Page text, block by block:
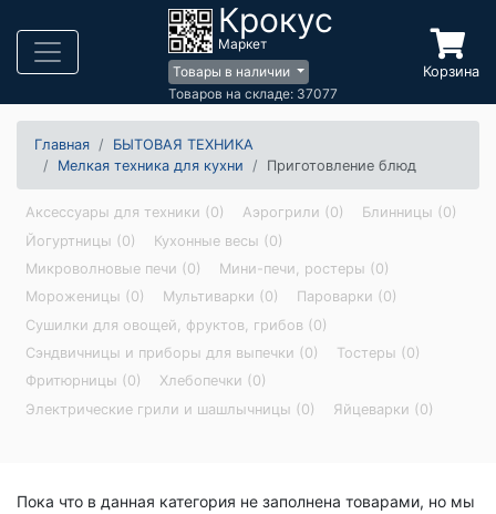
Крокус
Маркет
Товары в наличии
Товаров на складе: 37077
Корзина
Главная
БЫТОВАЯ ТЕХНИКА
Мелкая техника для кухни
Приготовление блюд
Аксессуары для техники (0) Аэрогрили (0)
Блинницы (0)
Йогуртницы (0)
Кухонные весы (0)
Микроволновые печи (0)
Мини-печи, ростеры (0)
Мороженицы (0)
Мультиварки (0)
Пароварки (0)
Сушилки для овощей, фруктов, грибов (0)
Сэндвичницы и приборы для выпечки (0)
Тостеры (0)
Фритюрницы (0)
Хлебопечки (0)
Электрические грили и шашлычницы (0)
Яйцеварки (0)
Пока что в данная категория не заполнена товарами, но мы